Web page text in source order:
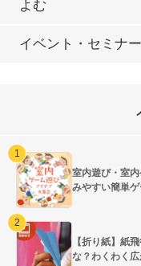
よむ
イベント・セミナー
室内遊び・室
みやすい簡単
【折り紙】紙
な？わくわく